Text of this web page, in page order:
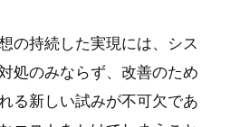
の持続した実現には、シス
処のみならず、改善のため
る新しい試みが不可欠であ